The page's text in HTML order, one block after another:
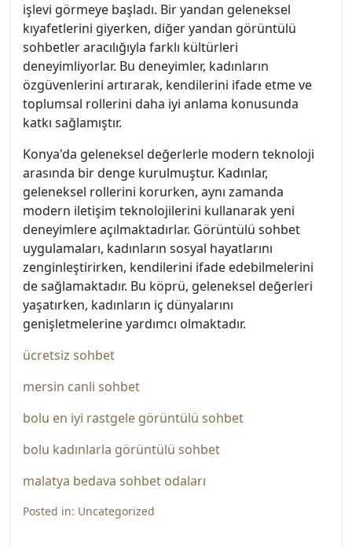
işlevi görmeye başladı. Bir yandan geleneksel
kıyafetlerini giyerken, diğer yandan görüntülü
sohbetler aracılığıyla farklı kültürleri
deneyimliyorlar. Bu deneyimler, kadınların
özgüvenlerini artırarak, kendilerini ifade etme ve
toplumsal rollerini daha iyi anlama konusunda
katkı sağlamıştır.
Konya'da geleneksel değerlerle modern teknoloji
arasında bir denge kurulmuştur. Kadınlar,
geleneksel rollerini korurken, aynı zamanda
modern iletişim teknolojilerini kullanarak yeni
deneyimlere açılmaktadırlar. Görüntülü sohbet
uygulamaları, kadınların sosyal hayatlarını
zenginleştirirken, kendilerini ifade edebilmelerini
de sağlamaktadır. Bu köprü, geleneksel değerleri
yaşatırken, kadınların iç dünyalarını
genişletmelerine yardımcı olmaktadır.
ücretsiz sohbet
mersin canli sohbet
bolu en iyi rastgele görüntülü sohbet
bolu kadınlarla görüntülü sohbet
malatya bedava sohbet odaları
Posted in: Uncategorized